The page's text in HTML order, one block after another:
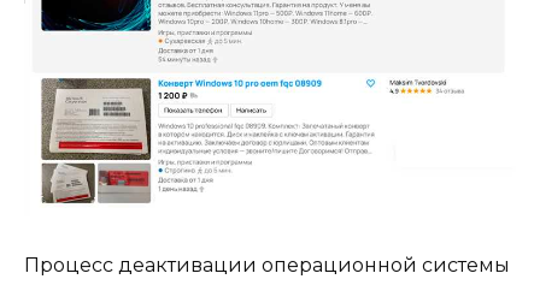
Процесс деактивации операционной системы